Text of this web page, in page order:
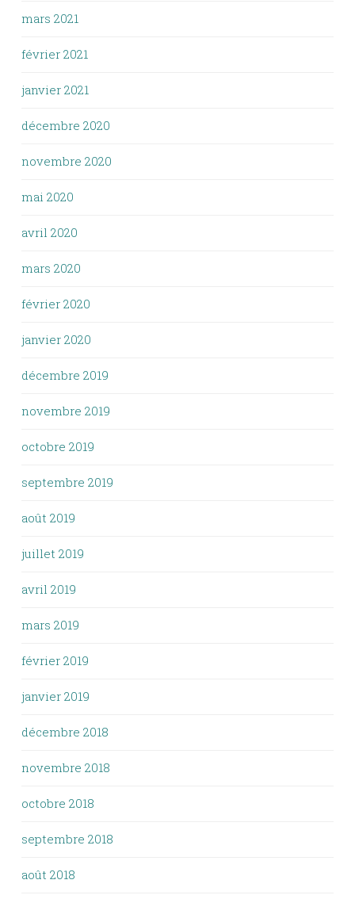
mars 2021
février 2021
janvier 2021
décembre 2020
novembre 2020
mai 2020
avril 2020
mars 2020
février 2020
janvier 2020
décembre 2019
novembre 2019
octobre 2019
septembre 2019
août 2019
juillet 2019
avril 2019
mars 2019
février 2019
janvier 2019
décembre 2018
novembre 2018
octobre 2018
septembre 2018
août 2018